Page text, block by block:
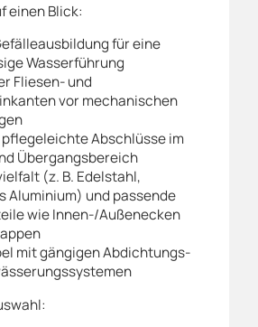
einen Blick:
für eine
Wasserführung
Fliesen- und
vor mechanischen
pflegeleichte Abschlüsse im
Übergangsbereich
(z. B. Edelstahl,
Aluminium) und passende
wie Innen-/Außenecken
mit gängigen Abdichtungs-